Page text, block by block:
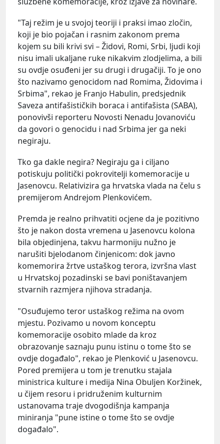
"Taj režim je u svojoj teoriji i praksi imao zločin,
koji je bio pojačan i rasnim zakonom prema
kojem su bili krivi svi – Židovi, Romi, Srbi, ljudi koji
nisu imali ukaljane ruke nikakvim zlodjelima, a bili
su ovdje osuđeni jer su drugi i drugačiji. To je ono
što nazivamo genocidom nad Romima, Židovima i
Srbima", rekao je Franjo Habulin, predsjednik
Saveza antifašističkih boraca i antifašista (SABA),
ponovivši reporteru Novosti Nenadu Jovanoviću
da govori o genocidu i nad Srbima jer ga neki
negiraju.
Tko ga dakle negira? Negiraju ga i ciljano
potiskuju politički pokrovitelji komemoracije u
Jasenovcu. Relativizira ga hrvatska vlada na čelu s
premijerom Andrejom Plenkovićem.
Premda je realno prihvatiti ocjene da je pozitivno
što je nakon dosta vremena u Jasenovcu kolona
bila objedinjena, takvu harmoniju nužno je
narušiti bjelodanom činjenicom: dok javno
komemorira žrtve ustaškog terora, izvršna vlast
u Hrvatskoj pozadinski se bavi poništavanjem
stvarnih razmjera njihova stradanja.
"Osuđujemo teror ustaškog režima na ovom
mjestu. Pozivamo u novom konceptu
komemoracije osobito mlade da kroz
obrazovanje saznaju punu istinu o tome što se
ovdje događalo", rekao je Plenković u Jasenovcu.
Pored premijera u tom je trenutku stajala
ministrica kulture i medija Nina Obuljen Koržinek,
u čijem resoru i pridruženim kulturnim
ustanovama traje dvogodišnja kampanja
miniranja "pune istine o tome što se ovdje
događalo".